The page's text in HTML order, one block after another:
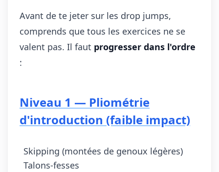
Avant de te jeter sur les drop jumps,
comprends que tous les exercices ne se
valent pas. Il faut progresser dans l'ordre
:
Niveau 1 — Pliométrie
d'introduction (faible impact)
Skipping (montées de genoux légères)
Talons-fesses